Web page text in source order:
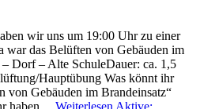
wir uns um 19:00 Uhr zu einer
war das Belüften von Gebäuden im
Dorf – Alte SchuleDauer: ca. 1,5
Hauptübung Was könnt ihr
von Gebäuden im Brandeinsatz“